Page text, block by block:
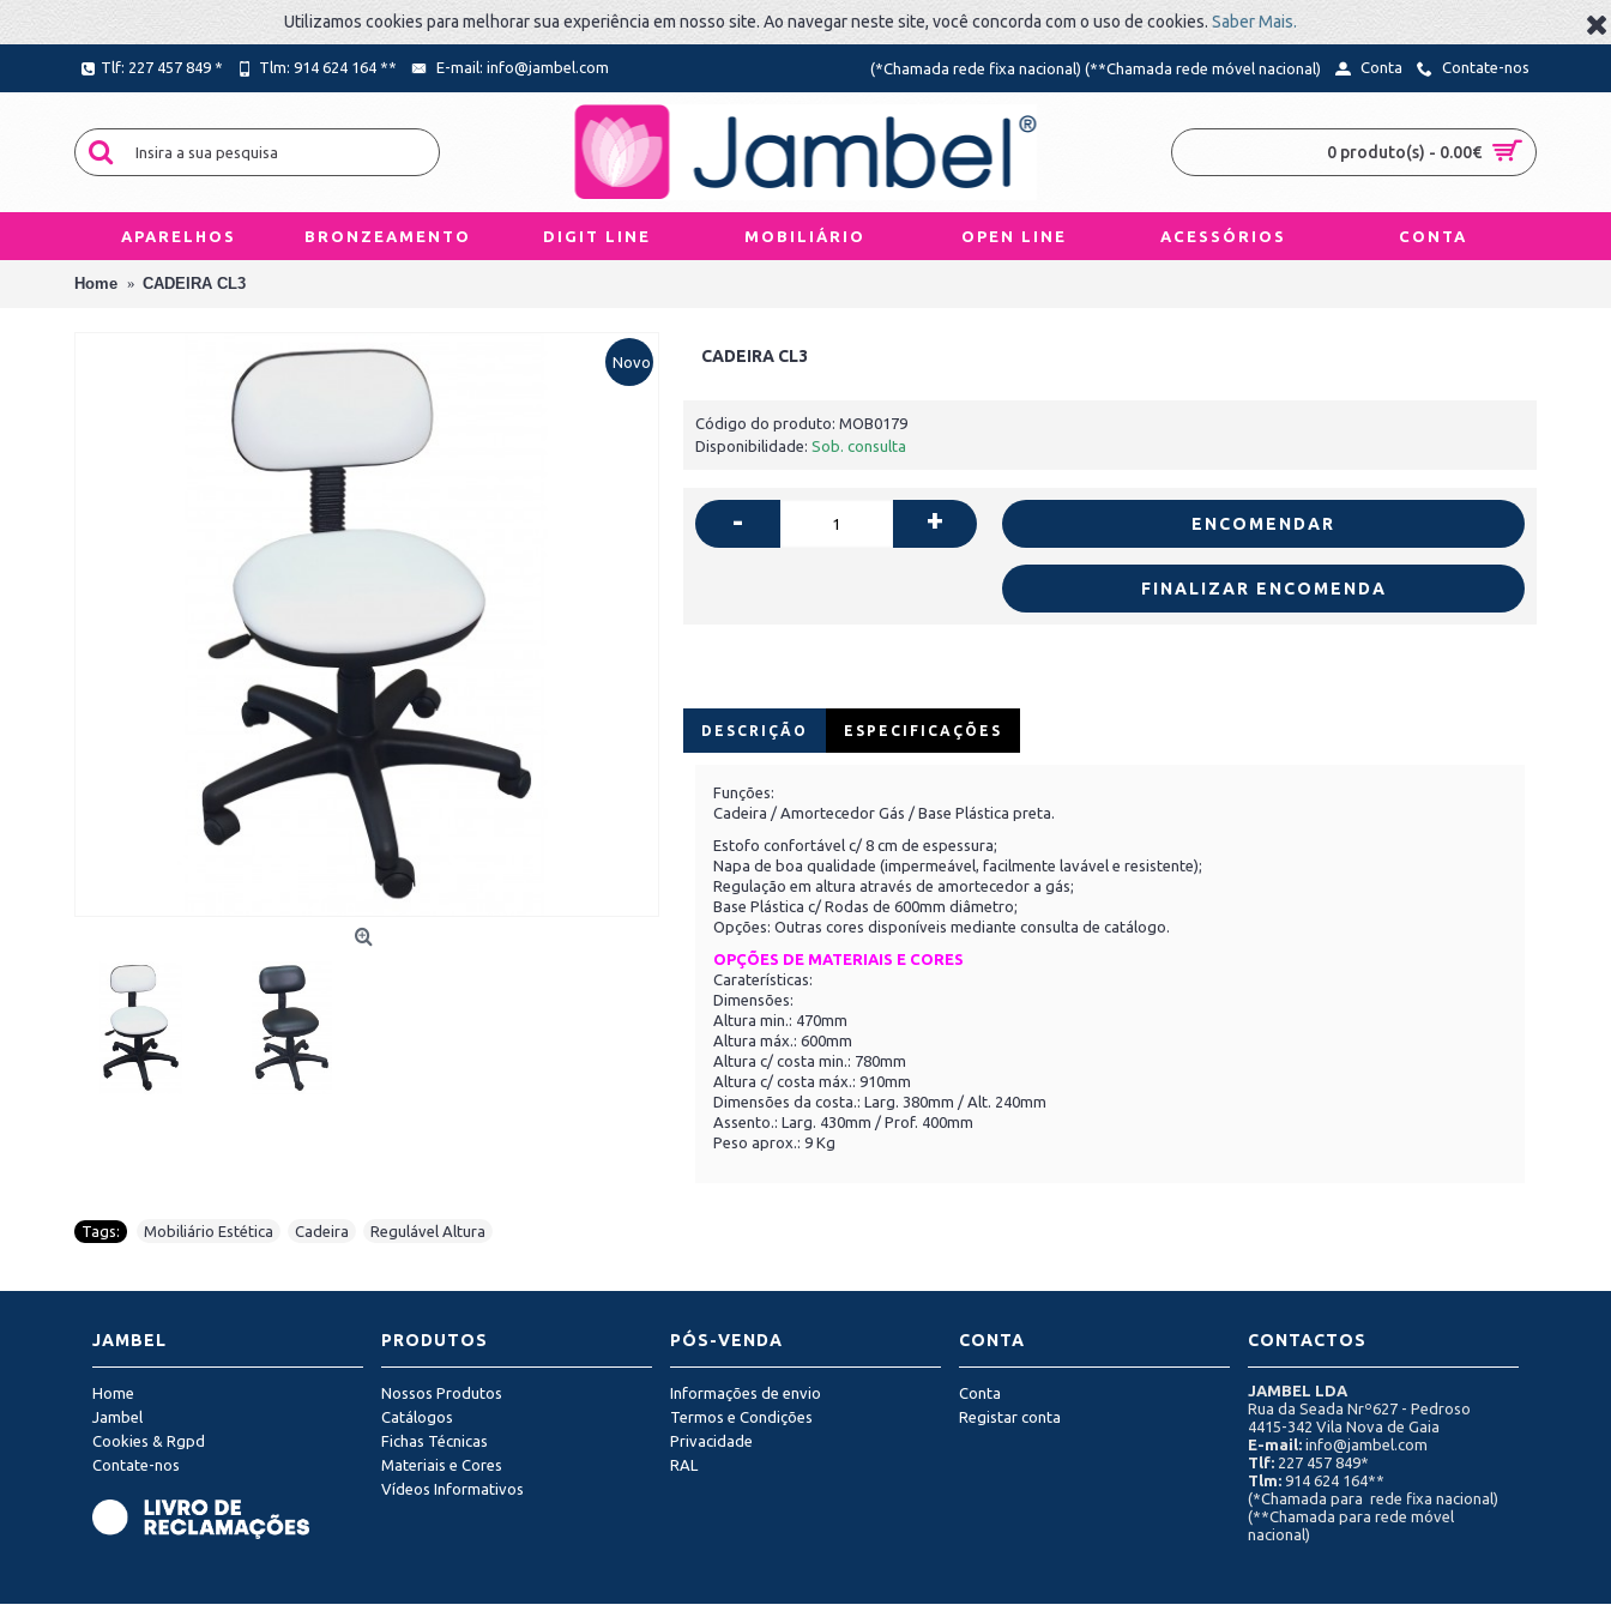
Utilizamos cookies para melhorar sua experiência em nosso site. Ao navegar neste site, você concorda com o uso de cookies. Saber Mais.
Tlf: 227 457 849 * Tlm: 914 624 164 ** E-mail: info@jambel.com (*Chamada rede fixa nacional) (**Chamada rede móvel nacional) Conta Contate-nos
0 produto(s) - 0.00€
APARELHOS BRONZEAMENTO DIGIT LINE MOBILIÁRIO OPEN LINE ACESSÓRIOS CONTA
Home CADEIRA CL3
Novo CADEIRA CL3
Código do produto: MOB0179
Disponibilidade: Sob. consulta
- + ENCOMENDAR
FINALIZAR ENCOMENDA
DESCRIÇÃO ESPECIFICAÇÕES
Funções:
Cadeira / Amortecedor Gás / Base Plástica preta.
Estofo confortável c/ 8 cm de espessura;
Napa de boa qualidade (impermeável, facilmente lavável e resistente);
Regulação em altura através de amortecedor a gás;
Base Plástica c/ Rodas de 600mm diâmetro;
Opções: Outras cores disponíveis mediante consulta de catálogo.
OPÇÕES DE MATERIAIS E CORES
Caraterísticas:
Dimensões:
Altura min.: 470mm
Altura máx.: 600mm
Altura c/ costa min.: 780mm
Altura c/ costa máx.: 910mm
Dimensões da costa.: Larg. 380mm / Alt. 240mm
Assento.: Larg. 430mm / Prof. 400mm
Peso aprox.: 9 Kg
Tags: Mobiliário Estética Cadeira Regulável Altura
JAMBEL
Home
Jambel
Cookies & Rgpd
Contate-nos
PRODUTOS
Nossos Produtos
Catálogos
Fichas Técnicas
Materiais e Cores
Vídeos Informativos
PÓS-VENDA
Informações de envio
Termos e Condições
Privacidade
RAL
CONTA
Conta
Registar conta
CONTACTOS
JAMBEL LDA
Rua da Seada Nrº627 - Pedroso
4415-342 Vila Nova de Gaia
E-mail: info@jambel.com
Tlf: 227 457 849*
Tlm: 914 624 164**
(*Chamada para rede fixa nacional)
(**Chamada para rede móvel
nacional)